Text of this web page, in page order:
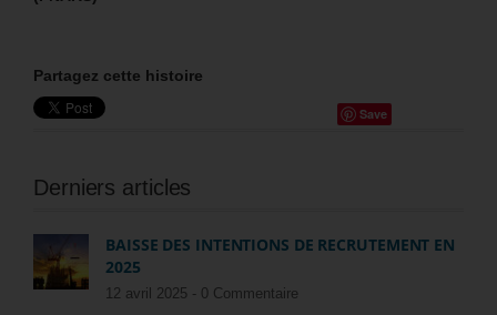
Partagez cette histoire
Save
Derniers articles
BAISSE DES INTENTIONS DE RECRUTEMENT EN
2025
12 avril 2025 - 0 Commentaire